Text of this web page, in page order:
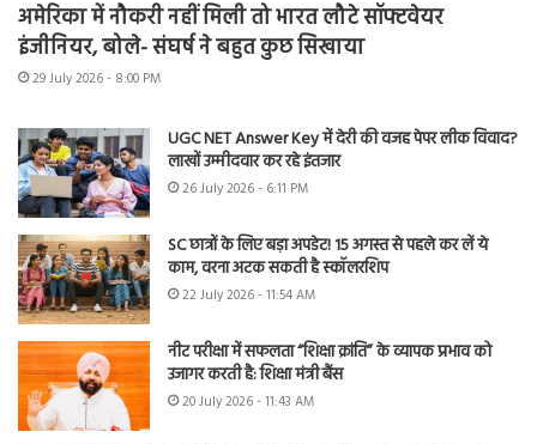
अमेरिका में नौकरी नहीं मिली तो भारत लौटे सॉफ्टवेयर
इंजीनियर, बोले- संघर्ष ने बहुत कुछ सिखाया
29 July 2026 - 8:00 PM
UGC NET Answer Key में देरी की वजह पेपर लीक विवाद?
लाखों उम्मीदवार कर रहे इंतजार
26 July 2026 - 6:11 PM
SC छात्रों के लिए बड़ा अपडेट! 15 अगस्त से पहले कर लें ये
काम, वरना अटक सकती है स्कॉलरशिप
22 July 2026 - 11:54 AM
नीट परीक्षा में सफलता “शिक्षा क्रांति” के व्यापक प्रभाव को
उजागर करती है: शिक्षा मंत्री बैंस
20 July 2026 - 11:43 AM